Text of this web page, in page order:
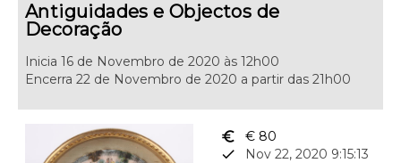
Antiguidades e Objectos de
Decoração
Inicia 16 de Novembro de 2020 às 12h00
Encerra 22 de Novembro de 2020 a partir das 21h00
euro_symbol
€ 80
done
Nov 22, 2020 9:15:13